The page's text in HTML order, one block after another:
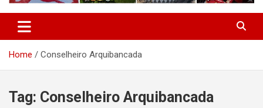
Home Conselheiro Arquibancada
Tag: Conselheiro Arquibancada